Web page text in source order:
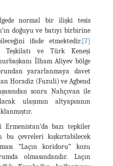
normal bir ilişki tesis
doğuyu ve batıyı birbirine
ifade etmektedir.[7]
ve Türk Keneşi
İlham Aliyev bölge
yararlanmaya davet
Horadiz (Fuzuli) ve Agbend
sonra Nahçıvan ile
ulaşımın altyapısının
bazı tepkiler
bu çevreleri kışkırtabilecek
“Laçın koridoru” kozu
olmasındandır. Laçın